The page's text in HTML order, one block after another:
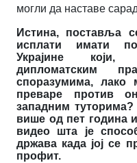
могли да наставе
Истина, поставља
исплати имати
Украјине који,
дипломатским
споразумима,
преваре против
западним туторима?
више од пет година
видео шта је
држава када јој се
профит.